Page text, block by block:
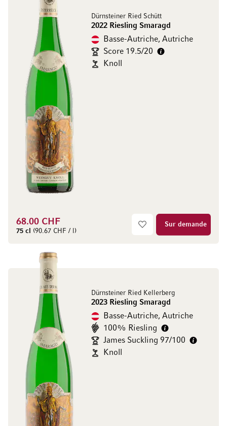
Dürnsteiner Ried Schütt
2022 Riesling Smaragd
Basse-Autriche, Autriche
Score 19.5/20
Knoll
68.00 CHF
75 cl (90.67 CHF / l)
Sur demande
Dürnsteiner Ried Kellerberg
2023 Riesling Smaragd
Basse-Autriche, Autriche
100% Riesling
James Suckling 97/100
Knoll